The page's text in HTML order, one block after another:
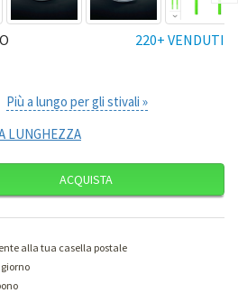
220+ VENDUTI
Più a lungo per gli stivali »
LUNGHEZZA
ACQUISTA
alla tua casella postale